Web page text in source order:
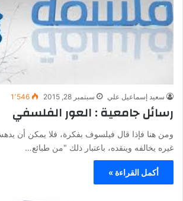
سعيد إسماعيل علي سبتمبر 28, 2015 1٬546
رسائل جامعية : العور الفلسفي
ومن هنا فإذا قال فيلسوف بفكرة، فلا يمكن أن
غيره يخالفه وينقده، باعتبار ذلك "من طبائع…
أكمل القراءة »